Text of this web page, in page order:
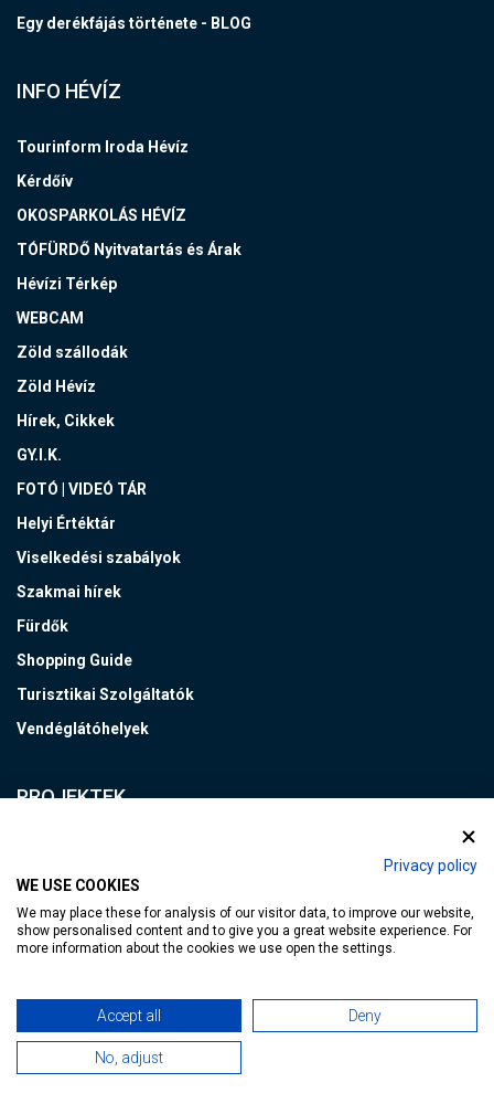
Privacy policy
WE USE COOKIES
We may place these for analysis of our visitor data, to improve our website,
show personalised content and to give you a great website experience. For
more information about the cookies we use open the settings.
Accept all Deny
No, adjust
Egy derékfájás története - BLOG
INFO HÉVÍZ
Tourinform Iroda Hévíz
Kérdőív
OKOSPARKOLÁS HÉVÍZ
TÓFÜRDŐ Nyitvatartás és Árak
Hévízi Térkép
WEBCAM
Zöld szállodák
Zöld Hévíz
Hírek, Cikkek
GY.I.K.
FOTÓ | VIDEÓ TÁR
Helyi Értéktár
Viselkedési szabályok
Szakmai hírek
Fürdők
Shopping Guide
Turisztikai Szolgáltatók
Vendéglátóhelyek
PROJEKTEK
Hévízi PIKNIK
Helyi termék - kerékpáros útvonalak
Kisfaludy Program
FOTÓK&VIDEÓK